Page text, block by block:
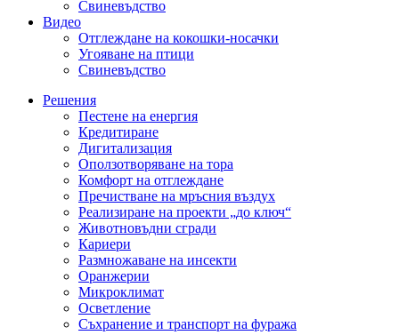
Свиневъдство
Видео
Отглеждане на кокошки-носачки
Угояване на птици
Свиневъдство
Решения
Пестене на енергия
Кредитиране
Дигитализация
Оползотворяване на тора
Комфорт на отглеждане
Пречистване на мръсния въздух
Реализиране на проекти „до ключ“
Животновъдни сгради
Кариери
Размножаване на инсекти
Оранжерии
Микроклимат
Осветление
Съхранение и транспорт на фуража